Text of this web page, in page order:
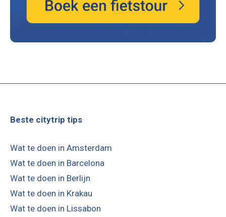
Beste citytrip tips
Wat te doen in Amsterdam
Wat te doen in Barcelona
Wat te doen in Berlijn
Wat te doen in Krakau
Wat te doen in Lissabon